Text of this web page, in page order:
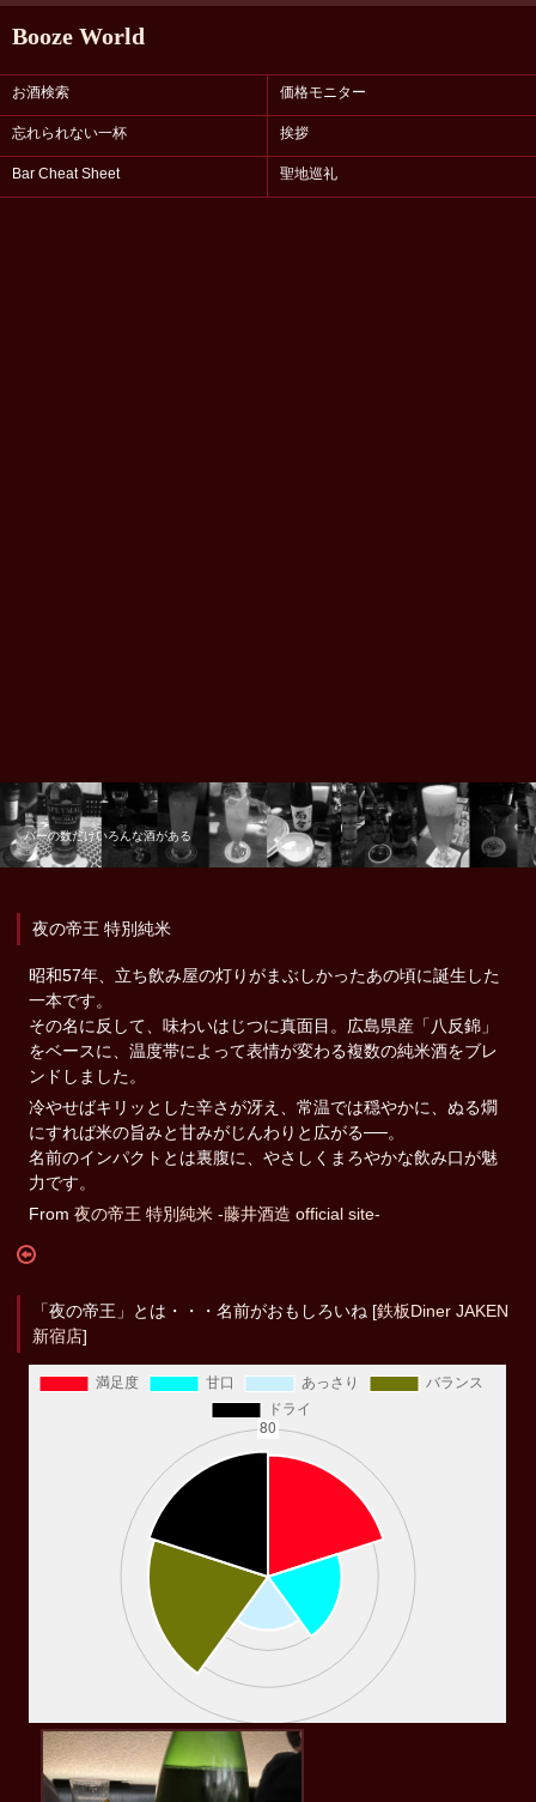
Booze World
お酒検索 価格モニター
忘れられない一杯 挨拶
Bar Cheat Sheet 聖地巡礼
バーの数だけいろんな酒がある
夜の帝王 特別純米
昭和57年、立ち飲み屋の灯りがまぶしかったあの頃に誕生した
一本です。
その名に反して、味わいはじつに真面目。広島県産「八反錦」
をベースに、温度帯によって表情が変わる複数の純米酒をブレ
ンドしました。
冷やせばキリッとした辛さが冴え、常温では穏やかに、ぬる燗
にすれば米の旨みと甘みがじんわりと広がる──。
名前のインパクトとは裏腹に、やさしくまろやかな飲み口が魅
力です。
From夜の帝王 特別純米 -藤井酒造 official site-
「夜の帝王」とは・・・名前がおもしろいね [鉄板Diner JAKEN
新宿店]